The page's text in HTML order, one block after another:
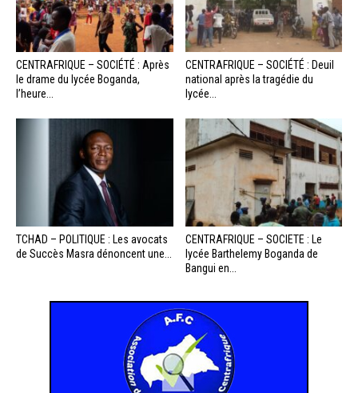
CENTRAFRIQUE – SOCIÉTÉ : Après
le drame du lycée Boganda,
l’heure...
CENTRAFRIQUE – SOCIÉTÉ : Deuil
national après la tragédie du
lycée...
TCHAD – POLITIQUE : Les avocats
de Succès Masra dénoncent une...
CENTRAFRIQUE – SOCIETE : Le
lycée Barthelemy Boganda de
Bangui en...